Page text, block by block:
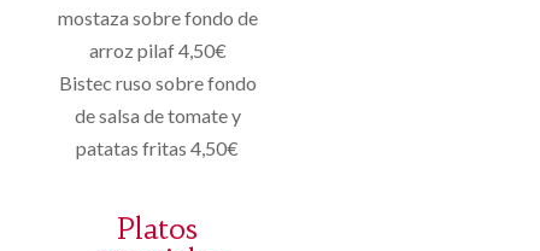
mostaza sobre fondo de
arroz pilaf 4,50€
Bistec ruso sobre fondo
de salsa de tomate y
patatas fritas 4,50€
Platos